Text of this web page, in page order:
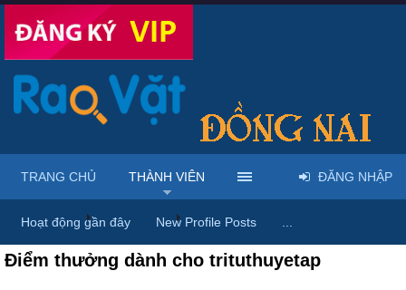
Trang chủ Thành viên trituthuyetap
Điểm thưởng dành cho trituthuyetap
TRANG CHỦ THÀNH VIÊN
Hoạt động gần đây New Profile Posts
ĐĂNG NHẬP